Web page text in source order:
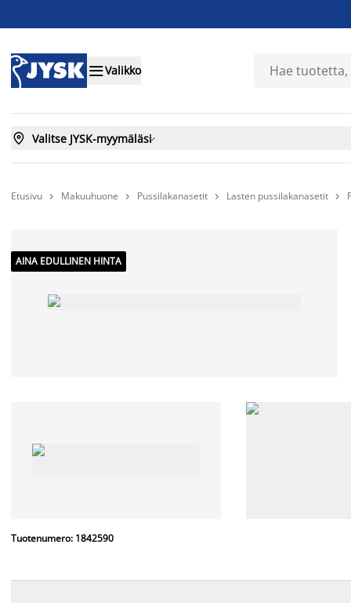
Valikko
 Valitse JYSK-myymäläsi
Etusivu  Makuuhuone  Pussilakanasetit  Lasten pussilakanasetit 
AINA EDULLINEN HINTA
Tuotenumero: 1842590